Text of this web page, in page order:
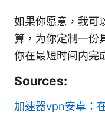
如果你愿意，我可
算，为你定制一份
你在最短时间内完
Sources:
加速器vpn安卓：